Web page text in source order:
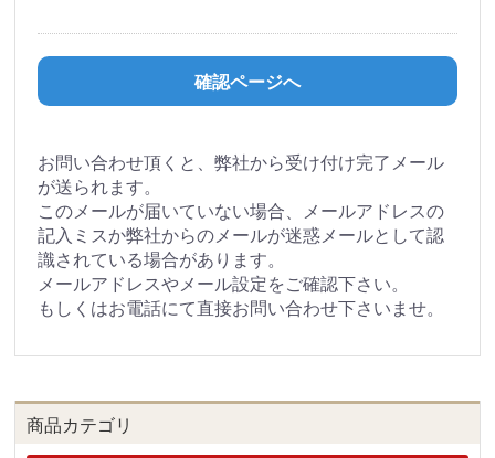
確認ページへ
お問い合わせ頂くと、弊社から受け付け完了メール
が送られます。
このメールが届いていない場合、メールアドレスの
記入ミスか弊社からのメールが迷惑メールとして認
識されている場合があります。
メールアドレスやメール設定をご確認下さい。
もしくはお電話にて直接お問い合わせ下さいませ。
商品カテゴリ